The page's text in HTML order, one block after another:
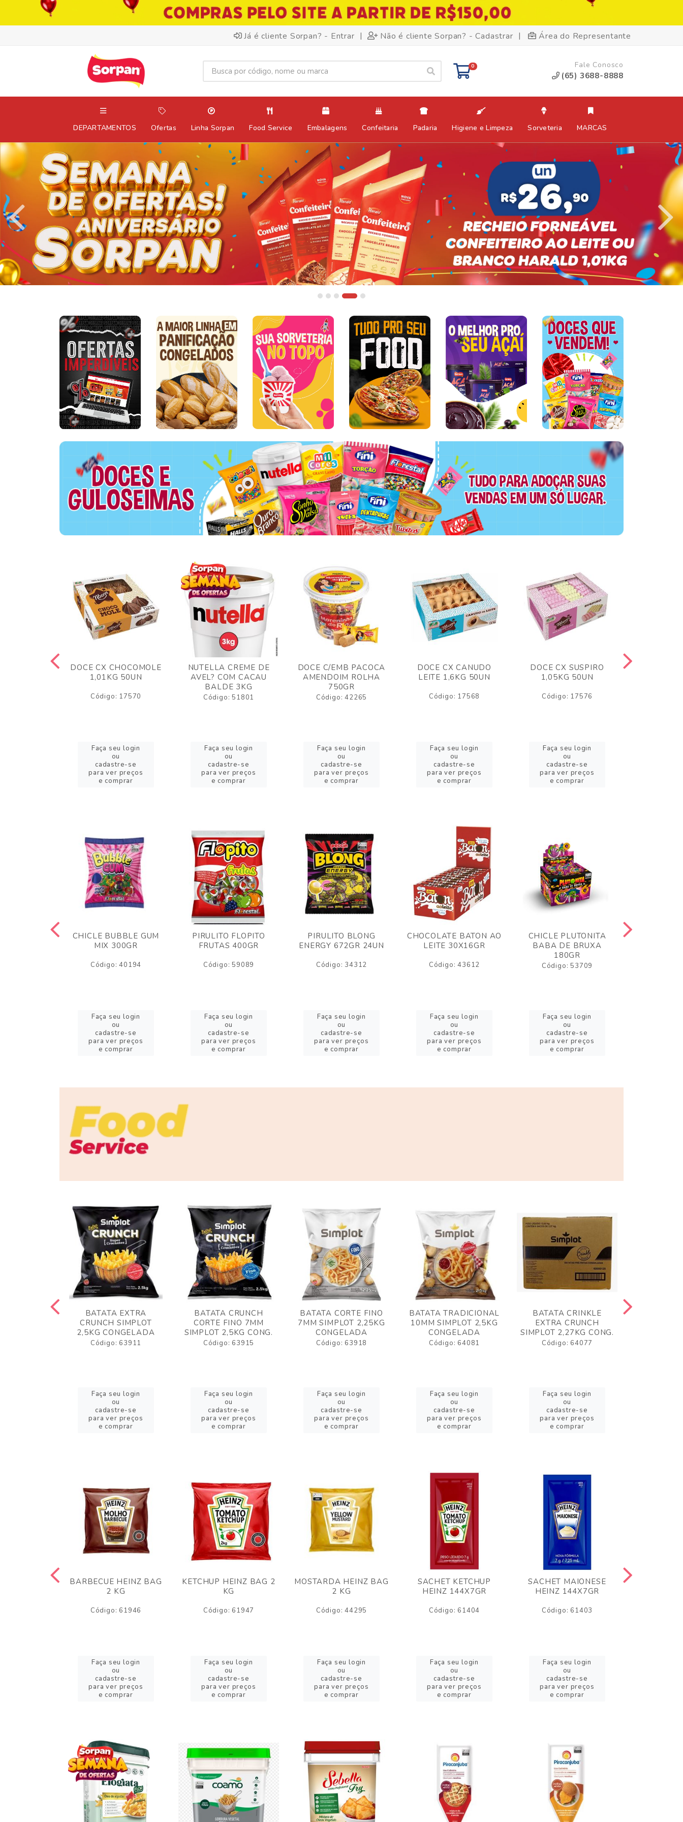
Já é cliente Sorpan? - Entrar | Não é cliente Sorpan? - Cadastrar | Área do Representante
0 Fale Conosco
(65) 3688-8888
DEPARTAMENTOS Ofertas Linha Sorpan Food Service Embalagens Confeitaria Padaria Higiene e Limpeza Sorveteria MARCAS
DOCE CX CHOCOMOLE
1,01KG 50UN
Código: 17570
Faça seu login
ou
cadastre-se
para ver preços
e comprar
NUTELLA CREME DE
AVEL? COM CACAU
BALDE 3KG
Código: 51801
Faça seu login
ou
cadastre-se
para ver preços
e comprar
DOCE C/EMB PACOCA
AMENDOIM ROLHA
750GR
Código: 42265
Faça seu login
ou
cadastre-se
para ver preços
e comprar
DOCE CX CANUDO
LEITE 1,6KG 50UN
Código: 17568
Faça seu login
ou
cadastre-se
para ver preços
e comprar
DOCE CX SUSPIRO
1,05KG 50UN
Código: 17576
Faça seu login
ou
cadastre-se
para ver preços
e comprar
CHICLE BUBBLE GUM
MIX 300GR
Código: 40194
Faça seu login
ou
cadastre-se
para ver preços
e comprar
PIRULITO FLOPITO
FRUTAS 400GR
Código: 59089
Faça seu login
ou
cadastre-se
para ver preços
e comprar
PIRULITO BLONG
ENERGY 672GR 24UN
Código: 34312
Faça seu login
ou
cadastre-se
para ver preços
e comprar
CHOCOLATE BATON AO
LEITE 30X16GR
Código: 43612
Faça seu login
ou
cadastre-se
para ver preços
e comprar
CHICLE PLUTONITA
BABA DE BRUXA
180GR
Código: 53709
Faça seu login
ou
cadastre-se
para ver preços
e comprar
BATATA EXTRA
CRUNCH SIMPLOT
2,5KG CONGELADA
Código: 63911
Faça seu login
ou
cadastre-se
para ver preços
e comprar
BATATA CRUNCH
CORTE FINO 7MM
SIMPLOT 2,5KG CONG.
Código: 63915
Faça seu login
ou
cadastre-se
para ver preços
e comprar
BATATA CORTE FINO
7MM SIMPLOT 2,25KG
CONGELADA
Código: 63918
Faça seu login
ou
cadastre-se
para ver preços
e comprar
BATATA TRADICIONAL
10MM SIMPLOT 2,5KG
CONGELADA
Código: 64081
Faça seu login
ou
cadastre-se
para ver preços
e comprar
BATATA CRINKLE
EXTRA CRUNCH
SIMPLOT 2,27KG CONG.
Código: 64077
Faça seu login
ou
cadastre-se
para ver preços
e comprar
BARBECUE HEINZ BAG
2 KG
Código: 61946
Faça seu login
ou
cadastre-se
para ver preços
e comprar
KETCHUP HEINZ BAG 2
KG
Código: 61947
Faça seu login
ou
cadastre-se
para ver preços
e comprar
MOSTARDA HEINZ BAG
2 KG
Código: 44295
Faça seu login
ou
cadastre-se
para ver preços
e comprar
SACHET KETCHUP
HEINZ 144X7GR
Código: 61404
Faça seu login
ou
cadastre-se
para ver preços
e comprar
SACHET MAIONESE
HEINZ 144X7GR
Código: 61403
Faça seu login
ou
cadastre-se
para ver preços
e comprar